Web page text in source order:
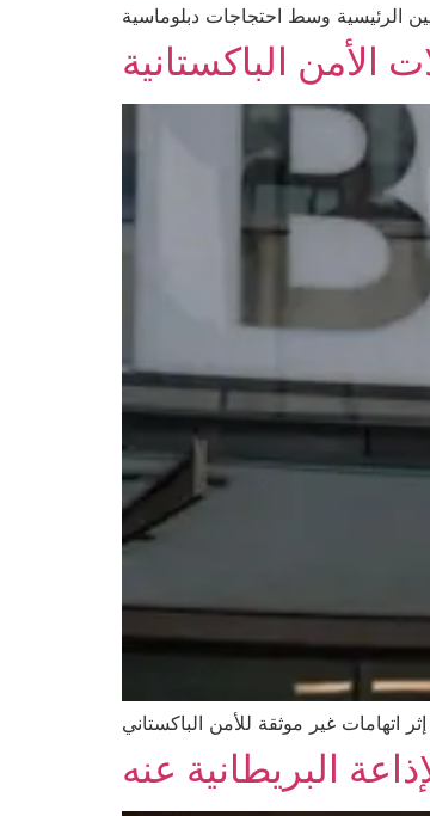
الرئيسية وسط احتجاجات دبلوماسية
الباكستانية
اتهامات غير موثقة للأمن الباكستاني
البريطانية عنه